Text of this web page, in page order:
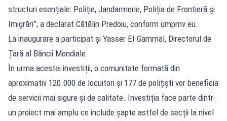
structuri esențiale: Poliție, Jandarmerie, Poliția de Frontieră și
Imigrări”, a declarat Cătălin Predoiu, conform umpmv.eu.
La inaugurare a participat și Yasser El-Gammal, Directorul de
Țară al Băncii Mondiale.
În urma acestei investiții, o comunitate formată din
aproximativ 120.000 de locuitori și 177 de polițiști vor beneficia
de servicii mai sigure și de calitate. Investiția face parte dintr-
un proiect mai amplu ce include șapte astfel de secții la nivel